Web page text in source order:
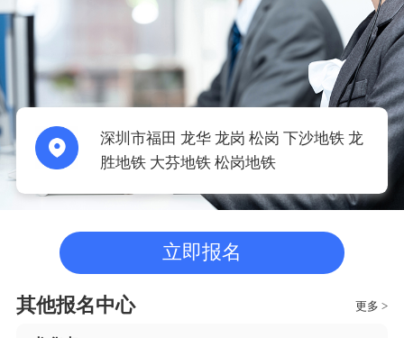
深圳市福田 龙华 龙岗 松岗 下沙地铁 龙
胜地铁 大芬地铁 松岗地铁
立即报名
其他报名中心 更多 >